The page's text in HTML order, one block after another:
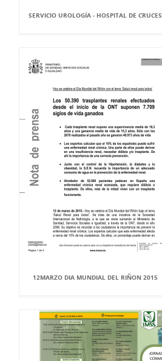
SERVICIO UROLOGÍA - HOSPITAL DE CRUCES
12MARZO DIA MUNDIAL DEL RIÑON 2015